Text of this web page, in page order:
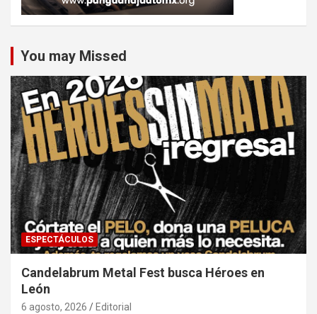
You may Missed
ESPECTÁCULOS
Candelabrum Metal Fest busca Héroes en
León
6 agosto, 2026 Editorial